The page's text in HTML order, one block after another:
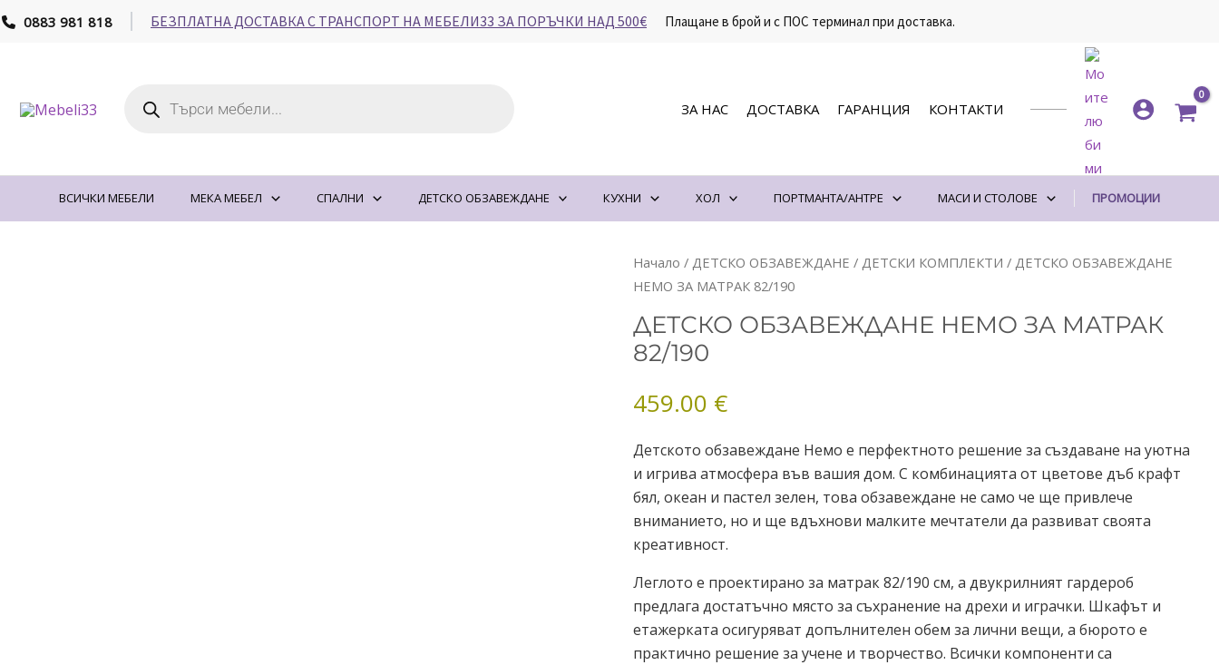
Skip
to
0883 981 818 БЕЗПЛАТНА ДОСТАВКА С ТРАНСПОРТ НА МЕБЕЛИ33 ЗА ПОРЪЧКИ НАД 500€ Плащане в брой и с ПОС терминал при доставка.
ЗА НАС ДОСТАВКА ГАРАНЦИЯ КОНТАКТИ
ВСИЧКИ МЕБЕЛИ МЕКА МЕБЕЛ СПАЛНИ ДЕТСКО ОБЗАВЕЖДАНЕ КУХНИ ХОЛ ПОРТМАНТА/АНТРЕ МАСИ И СТОЛОВЕ ПРОМОЦИИ
Начало /ДЕТСКО ОБЗАВЕЖДАНЕ /ДЕТСКИ КОМПЛЕКТИ / ДЕТСКО ОБЗАВЕЖДАНЕ
НЕМО ЗА МАТРАК 82/190
ДЕТСКО ОБЗАВЕЖДАНЕ НЕМО ЗА МАТРАК
82/190
459.00 €
Детското обзавеждане Немо е перфектното решение за създаване на уютна
и игрива атмосфера във вашия дом. С комбинацията от цветове дъб крафт
бял, океан и пастел зелен, това обзавеждане не само че ще привлече
вниманието, но и ще вдъхнови малките мечтатели да развиват своята
креативност.
Леглото е проектирано за матрак 82/190 см, а двукрилният гардероб
предлага достатъчно място за съхранение на дрехи и играчки. Шкафът и
етажерката осигуряват допълнителен обем за лични вещи, а бюрото е
практично решение за учене и творчество. Всички компоненти са
количество
за
ОБЗАВЕЖДАНЕ
НЕМО
МАТРАК